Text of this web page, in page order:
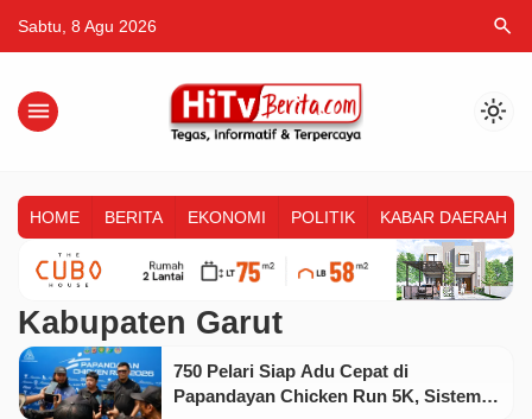
Sabtu, 8 Agu 2026 search
menu light_mode
HOME BERITA EKONOMI POLITIK KABAR DAERAH
Kabupaten Garut
750 Pelari Siap Adu Cepat di
Papandayan Chicken Run 5K, Sistem